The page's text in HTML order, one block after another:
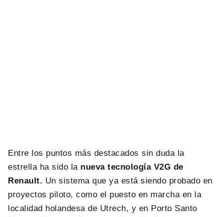
Entre los puntos más destacados sin duda la
estrella ha sido lanueva tecnología V2G de
Renault. Un sistema que ya está siendo probado en
proyectos piloto, como el puesto en marcha en la
localidad holandesa de Utrech, y en Porto Santo